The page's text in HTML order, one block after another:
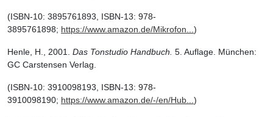
(ISBN-10: 3895761893, ISBN-13: 978-
3895761898; https://www.amazon.de/Mikrofon... )
Henle, H., 2001. Das Tonstudio Handbuch. 5. Auflage. München:
GC Carstensen Verlag.
(ISBN-10: 3910098193, ISBN-13: 978-
3910098190; https://www.amazon.de/-/en/Hub... )